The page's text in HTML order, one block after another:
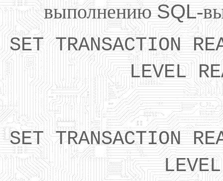
выполнениюSQL-
SET TRANSACTION
LEVEL
SET TRANSACTION